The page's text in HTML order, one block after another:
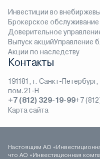
Инвестиции во
Брокерское обслуживание
Доверительное
Выпуск акцийУправление
Акции по наследству
Контакты
191181, г. Санкт-
пом.21-Н
+7 (812) 329-19-99+7
Карта сайта
Настоящим АО
что АО «Инвестиционная